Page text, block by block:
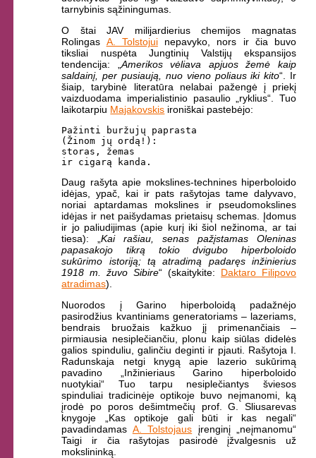
tarnybinis sąžiningumas.
O štai JAV milijardierius chemijos magnatas
Rolingas A. Tolstojuinepavyko, nors ir čia buvo
tiksliai nuspėta Jungtinių Valstijų ekspansijos
tendencija: „ Amerikos vėliava apjuos žemė kaip
saldainį, per pusiaują, nuo vieno poliaus iki kito“. Ir
šiaip, tarybinė literatūra nelabai pažengė į priekį
vaizduodama imperialistinio pasaulio „ryklius“. Tuo
laikotarpiu Majakovskis ironiškai pastebėjo:
Pažinti buržujų paprasta
(Žinom jų ordą!):
storas, žemas
Daug rašyta apie mokslines-technines hiperboloido
idėjas, ypač, kai ir pats rašytojas tame dalyvavo,
noriai aptardamas mokslines ir pseudomokslines
idėjas ir net paišydamas prietaisų schemas. Įdomus
ir jo paliudijimas (apie kurį iki šiol nežinoma, ar tai
tiesa): „Kai rašiau, senas pažįstamas Oleninas
papasakojo tikrą tokio dvigubo hiperboloido
sukūrimo istoriją; tą atradimą padaręs inžinierius
1918 m. žuvo Sibire“ (skaitykite: Daktaro Filipovo
atradimas).
Nuorodos į Garino hiperboloidą padažnėjo
pasirodžius kvantiniams generatoriams – lazeriams,
bendrais bruožais kažkuo jį primenančiais –
pirmiausia nesiplečiančiu, plonu kaip siūlas didelės
galios spinduliu, galinčiu deginti ir pjauti. Rašytoja I.
Radunskaja netgi knygą apie lazerio sukūrimą
pavadino „Inžinieriaus Garino hiperboloido
nuotykiai“ Tuo tarpu nesiplečiantys šviesos
spinduliai tradicinėje optikoje buvo neįmanomi, ką
įrodė po poros dešimtmečių prof. G. Sliusarevas
knygoje „Kas optikoje gali būti ir kas negali“
pavadindamas A. Tolstojaus įrenginį „neįmanomu“
Taigi ir čia rašytojas pasirodė įžvalgesnis už
mokslininką.